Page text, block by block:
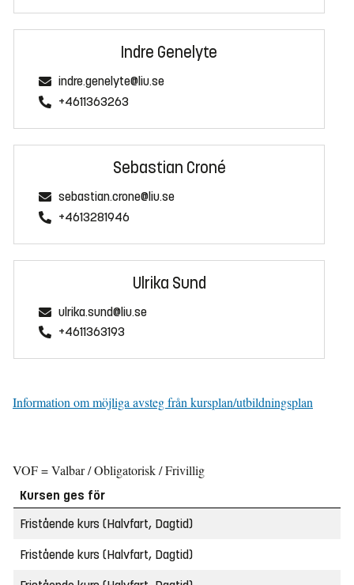
Indre Genelyte
indre.genelyte@liu.se
+4611363263
Sebastian Croné
sebastian.crone@liu.se
+4613281946
Ulrika Sund
ulrika.sund@liu.se
+4611363193
Information om möjliga avsteg från kursplan/utbildningsplan
VOF = Valbar / Obligatorisk / Frivillig
Kursen ges för
Fristående kurs (Halvfart, Dagtid)
Fristående kurs (Halvfart, Dagtid)